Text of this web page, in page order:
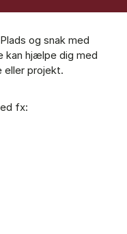
og snak med
kan hjælpe dig med
eller projekt.
fx: